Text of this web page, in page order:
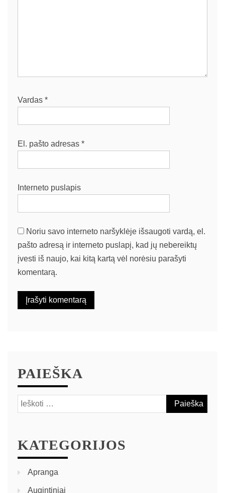
Vardas *
El. pašto adresas *
Interneto puslapis
Noriu savo interneto naršyklėje išsaugoti vardą, el.
pašto adresą ir interneto puslapį, kad jų nebereiktų
įvesti iš naujo, kai kitą kartą vėl norėsiu parašyti
komentarą.
PAIEŠKA
KATEGORIJOS
Apranga
Augintiniai